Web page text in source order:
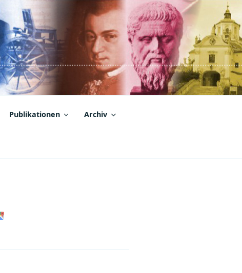
Publikationen Archiv